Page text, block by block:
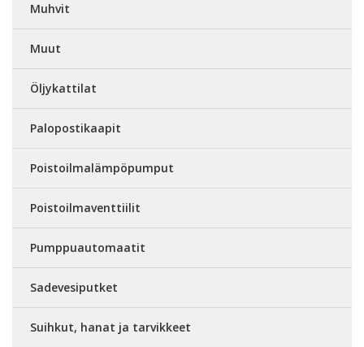
Muhvit
Muut
Öljykattilat
Palopostikaapit
Poistoilmalämpöpumput
Poistoilmaventtiilit
Pumppuautomaatit
Sadevesiputket
Suihkut, hanat ja tarvikkeet